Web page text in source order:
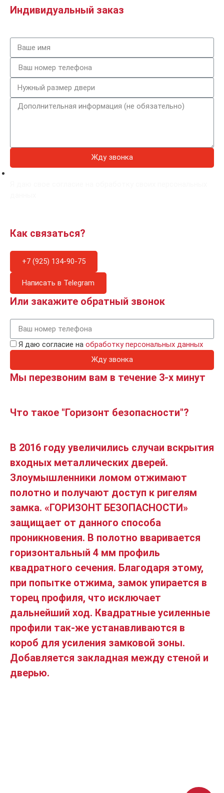
Индивидуальный заказ
Жду звонка
Как связаться?
+7 (925) 134-90-75
Написать в Telegram
Или закажите обратный звонок
Я даю согласие на обработку персональных данных
Жду звонка
Мы перезвоним вам в течение 3-х минут
Что такое "Горизонт безопасности"?
В 2016 году увеличились случаи вскрытия
входных металлических дверей.
Злоумышленники ломом отжимают
полотно и получают доступ к ригелям
замка. «ГОРИЗОНТ БЕЗОПАСНОСТИ»
защищает от данного способа
проникновения. В полотно вваривается
горизонтальный 4 мм профиль
квадратного сечения. Благодаря этому,
при попытке отжима, замок упирается в
торец профиля, что исключает
дальнейший ход. Квадратные усиленные
профили так-же устанавливаются в
короб для усиления замковой зоны.
Добавляется закладная между стеной и
дверью.